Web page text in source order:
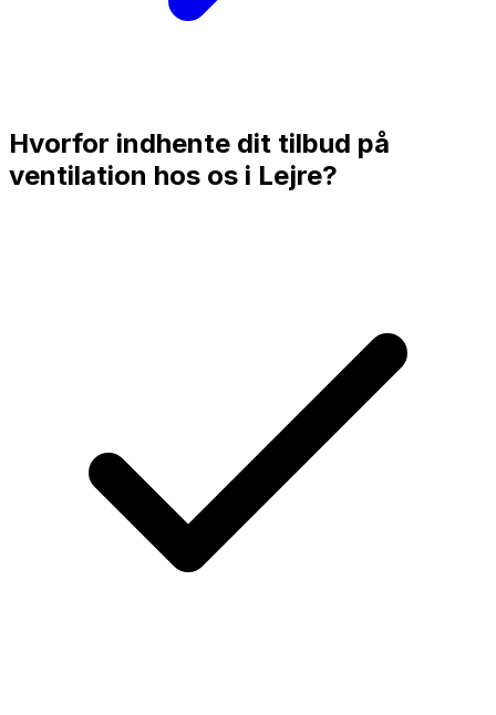
Hvorfor indhente dit tilbud på
ventilation hos os i Lejre?